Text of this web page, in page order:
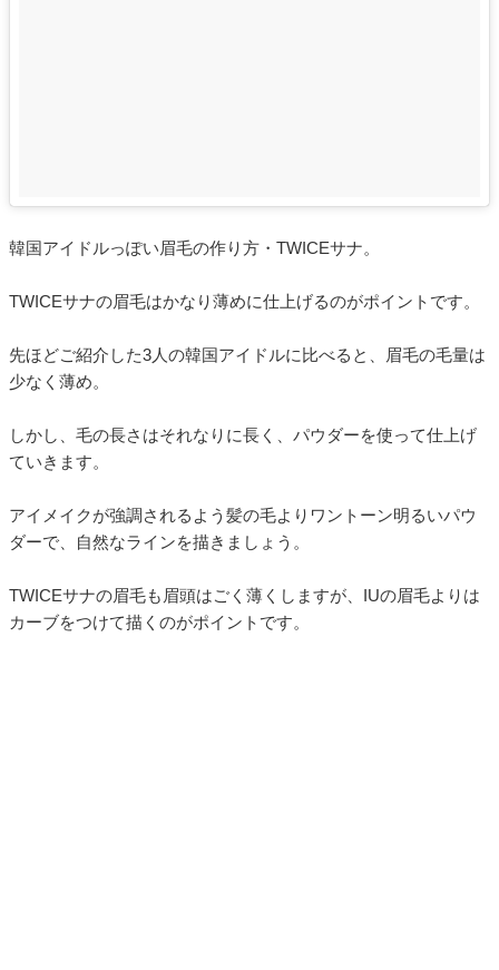
韓国アイドルっぽい眉毛の作り方・TWICEサナ。
TWICEサナの眉毛はかなり薄めに仕上げるのがポイントです。
先ほどご紹介した3人の韓国アイドルに比べると、眉毛の毛量は
少なく薄め。
しかし、毛の長さはそれなりに長く、パウダーを使って仕上げ
ていきます。
アイメイクが強調されるよう髪の毛よりワントーン明るいパウ
ダーで、自然なラインを描きましょう。
TWICEサナの眉毛も眉頭はごく薄くしますが、IUの眉毛よりは
カーブをつけて描くのがポイントです。